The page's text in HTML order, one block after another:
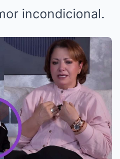
incondicional.